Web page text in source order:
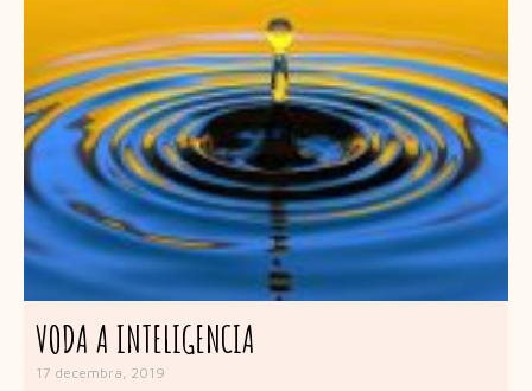
VODA A INTELIGENCIA
17 decembra, 2019